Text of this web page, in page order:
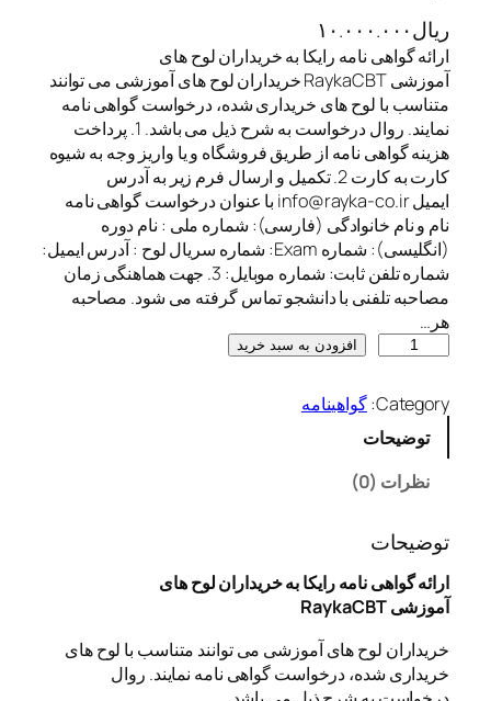
ریال۱۰.۰۰۰.۰۰۰
ارائه گواهی نامه رایکا به خریداران لوح های
آموزشی RaykaCBT خریداران لوح های آموزشی می توانند
متناسب با لوح های خریداری شده، درخواست گواهی نامه
نمایند. روال درخواست به شرح ذیل می باشد. 1. پرداخت
هزینه گواهی نامه از طریق فروشگاه و یا واریز وجه به شیوه
کارت به کارت 2. تکمیل و ارسال فرم زیر به آدرس
ایمیل info@rayka-co.ir با عنوان درخواست گواهی نامه
نام و نام خانوادگی (فارسی): شماره ملی : نام دوره
(انگلیسی): شماره Exam: شماره سریال لوح : آدرس ایمیل:
شماره تلفن ثابت: شماره موبایل: 3. جهت هماهنگی زمان
مصاحبه تلفنی با دانشجو تماس گرفته می شود. مصاحبه
هر…
ه
ن
ه
ح
ص
ل
ا
افزودن به سبد خرید
Category: گواهینامه
توضیحات
نظرات (0)
توضیحات
ارائه گواهی نامه رایکا به خریداران لوح های
آموزشیRaykaCBT
خریداران لوح های آموزشی می توانند متناسب با لوح های
خریداری شده، درخواست گواهی نامه نمایند. روال